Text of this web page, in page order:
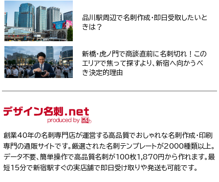
品川駅周辺で名刺作成・即日受取したいと
きは？
新橋・虎ノ門で商談直前に名刺切れ！この
エリアで焦って探すより、新宿へ向かうべ
き決定的理由
創業40年の名刺専門店が運営する高品質でおしゃれな名刺作成・印刷
専門の通販サイトです。厳選された名刺テンプレートが2000種類以上。
データ不要、簡単操作で高品質名刺が100枚1,870円から作れます。最
短15分で新宿駅すぐの実店舗で即日受け取りや発送も可能です。